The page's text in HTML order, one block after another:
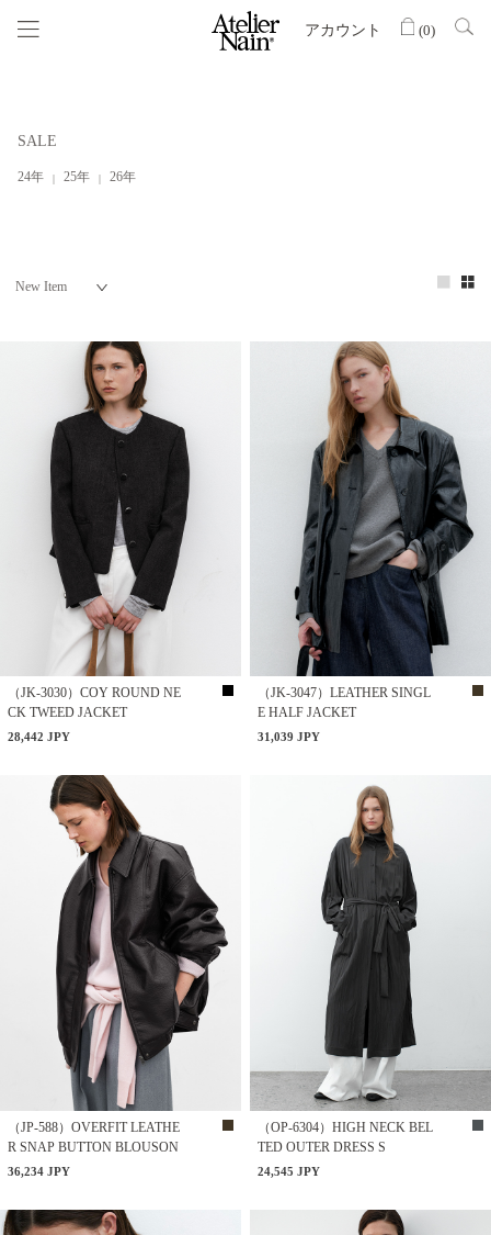
アカウント (0)
SALE
24年 25年 26年
（JK-3030）COY ROUND NE
CK TWEED JACKET
28,442 JPY
（JK-3047）LEATHER SINGL
E HALF JACKET
31,039 JPY
（JP-588）OVERFIT LEATHE
R SNAP BUTTON BLOUSON
36,234 JPY
（OP-6304）HIGH NECK BEL
TED OUTER DRESS S
24,545 JPY